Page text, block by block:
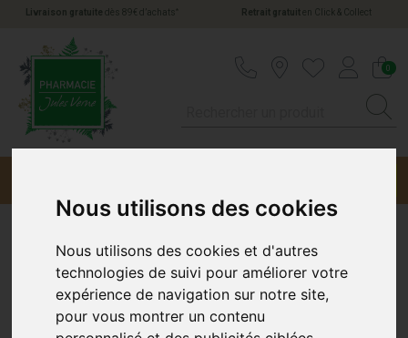
Nous utilisons des cookies
Nous utilisons des cookies et d'autres
technologies de suivi pour améliorer votre
expérience de navigation sur notre site,
pour vous montrer un contenu
Livraison gratuite dès 89€ d’achats * Retrait gratuiten Click & Collect
0
Mustela Bébé Eau
Nettoyante S/Rinçage